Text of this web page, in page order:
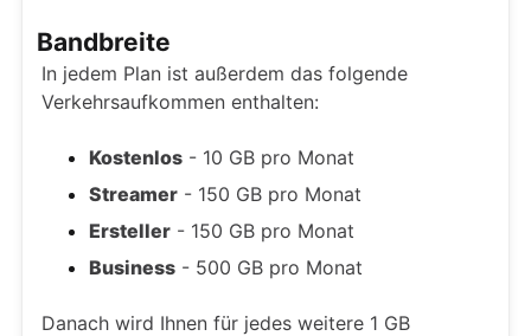
Bandbreite
In jedem Plan ist außerdem das folgende
Verkehrsaufkommen enthalten:
Kostenlos - 10 GB pro Monat
Streamer - 150 GB pro Monat
Ersteller - 150 GB pro Monat
Business - 500 GB pro Monat
Danach wird Ihnen für jedes weitere 1 GB